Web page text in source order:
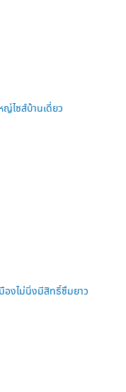
ญ่ไซส์บ้านเดี่ยว
องไม่นิ่งมีสิทธิ์ซึมยาว